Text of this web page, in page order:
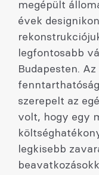
megépült
évek
legfontosabb
Budapesten.
szerepelt az
volt, hogy egy
legkisebb